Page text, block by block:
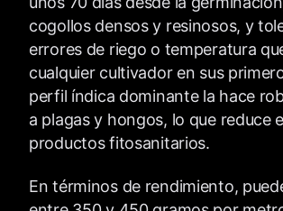
cogollos densos y resinosos, y
errores de riego o temperatura
cualquier cultivador en sus
perfil índica dominante la hace
a plagas y hongos, lo que reduce
productos fitosanitarios.
En términos de rendimiento,